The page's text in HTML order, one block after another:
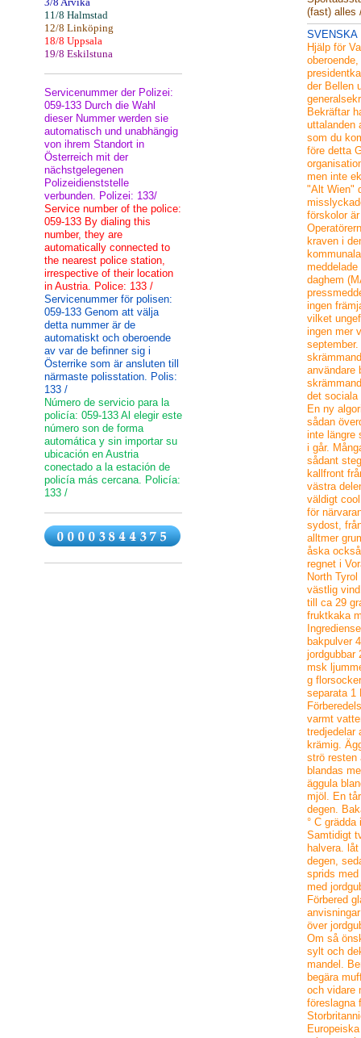
(fast) alles
SVENSKA
Hjälp för
der Bellen
Bekräftar
uttalanden
som du
före detta
men inte
"Alt Wien"
förskolor
kraven i
daghem
ingen
vilket
ingen mer
användare
det sociala
En ny
sådan
inte längre
i går.
sådant
kallfront
västra
väldigt
för
sydost,
alltmer
åska
regnet i
North
västlig
till ca 29
fruktkaka
bakpulver
jordgubbar
msk
g
separata 1
varmt
tredjedelar
krämig.
strö resten
blandas
äggula
mjöl. En
degen.
° C grädda
Samtidigt
halvera.
degen,
sprids
med
Förbered
över
Om så
sylt och
mandel.
begära
och vidare
föreslagna
11/8 Halmstad
12/8 Linköping
18/8 Uppsala
19/8 Eskilstuna
Servicenummer der Polizei:
059-133 Durch die Wahl
dieser Nummer werden sie
automatisch und unabhängig
von ihrem Standort in
Österreich mit der
nächstgelegenen
Polizeidienststelle
verbunden. Polizei: 133/
Service number of the police:
059-133 By dialing this
number, they are
automatically connected to
the nearest police station,
irrespective of their location
in Austria. Police: 133 /
Servicenummer för polisen:
059-133 Genom att välja
detta nummer är de
automatiskt och oberoende
av var de befinner sig i
Österrike som är ansluten till
närmaste polisstation. Polis:
133 /
Número de servicio para la
policía: 059-133 Al elegir este
número son de forma
automática y sin importar su
ubicación en Austria
conectado a la estación de
policía más cercana. Policía:
133 /